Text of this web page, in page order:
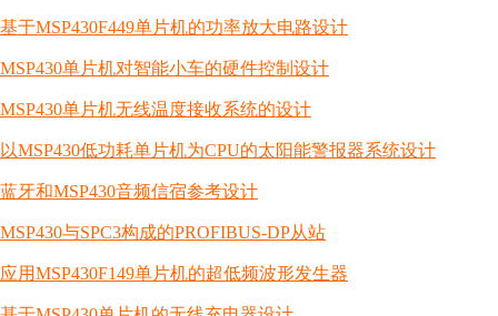
基于MSP430F449单片机的功率放大电路设计
MSP430单片机对智能小车的硬件控制设计
MSP430单片机无线温度接收系统的设计
以MSP430低功耗单片机为CPU的太阳能警报器系统设计
蓝牙和MSP430音频信宿参考设计
MSP430与SPC3构成的PROFIBUS-DP从站
应用MSP430F149单片机的超低频波形发生器